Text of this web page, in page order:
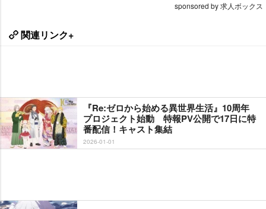
sponsored by 求人ボックス
関連リンク+
『Re:ゼロから始める異世界生活』10周年
プロジェクト始動 特報PV公開で17日に特
番配信！キャスト集結
2026-01-01